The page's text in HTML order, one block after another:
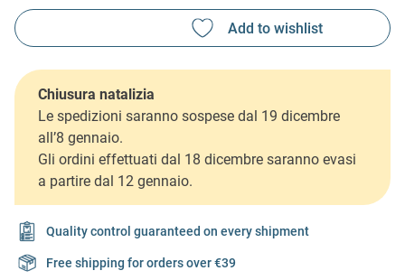
Chiusura natalizia
Le spedizioni saranno sospese dal 19 dicembre
all’8 gennaio.
Gli ordini effettuati dal 18 dicembre saranno evasi
a partire dal 12 gennaio.
Quality control guaranteed on every shipment
Free shipping for orders over €39